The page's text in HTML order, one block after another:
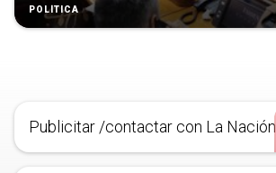
POLÍTICA
Publicitar /contactar con La Nación